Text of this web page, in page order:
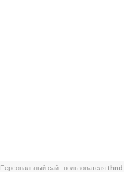
Персональный сайт пользователя thnd